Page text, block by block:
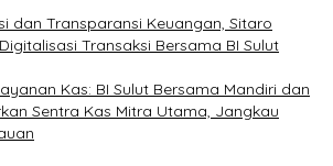
dan Transparansi Keuangan, Sitaro
Transaksi Bersama BI Sulut
Kas: BI Sulut Bersama Mandiri dan
Sentra Kas Mitra Utama, Jangkau